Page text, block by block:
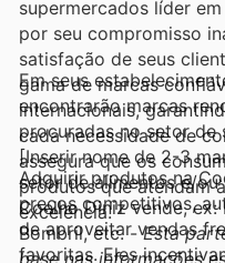
supermercados líder
por seu compromisso
satisfação de seus
gama de marcas
internacionais,
cada necessidade de
assegura que os
produtos que atendam
excelência.
Em seus
encontrarão marcas
procuradas no setor de
[Inserir nome de 2-3
setor de alimentos e/
Coelho Diniz vende, ex:
Bombril, etc. -Esta
base nas informações
Adquirir produtos na
preços competitivos,
de aproveitar vendas
favoritas. Eles